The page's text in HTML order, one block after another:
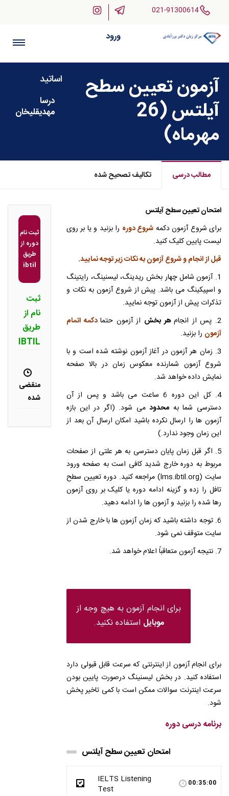
021-91300614
ورود
آزمون تعیین سطح
آیلتس (26
مهرماه)
اساتید
درسا
مهدیقلیخان
مطالب درسی تکالیف تصحیح شده
امتحان تعیین سطح آیلتس
برای شروع آزمون دکمه شروع دوره را بزنید و یا بر روی
لیست پایین کلیک کنید.
قبل از انجام و شروع آزمون به نکات زیر توجه نمایید.
1. آزمون شامل چهار بخش ریدینگ، لیسنینگ، رایتینگ
و اسپیکینگ می باشد. پیش از شروع آزمون به نکات و
تذکرات پیش از آزمون توجه نمایید.
2. پس از انجام
هر بخش از آزمون حتمادکمه اتمام
آزمون را بزنید.
3. زمان هر آزمون در آغاز آزمون نوشته شده است و با
شروع آزمون شمارنده معکوس زمان در بالا صفحه
نمایش داده خواهد شد.
4. کل این دوره 6 ساعت می باشد و پس از آن
دسترسی شما به محدودمی شود. (اگر در این بازه
آزمون ها را ارسال نکرده باشید امکان ارسال آن بعد از
این زمان وجود ندارد.)
5. اگر قبل زمان پایان دسترسی به هر علتی از صفحات
مربوط به دوره خارج شدید کافی است به صفحه ورود
سایت (lms.ibtil.org) مراجعه کنید. دوره تعیین سطح
تافل را زده و گزینه ادامه دوره یا کلیک بر روی آزمون
رها شده را بزنید و آزمون ها را ادامه دهید.
6. توجه داشته باشید که زمان آزمون ها با خارج شدن از
سایت متوقف نمی شود.
7. نتیجه آزمون متعاقباً اعلام خواهد شد.
برای انجام آزمون به هیچ وجه از
موبایل استفاده نکنید.
برای انجام آزمون از اینترنتی که سرعت قابل قبولی دارد
استفاده کنید. در بخش لیسنینگ درصورت پایین بودن
سرعت اینترنت سوالات ممکن است با کمی تاخیر پخش
شود.
برنامه درسی دوره
امتحان تعیین سطح آیلتس
IELTS Listening
Test
00:35:00
ثبت نام
دوره از
طریق
ibtil
ثبت
نام از
طریق
IBTIL
منقضی
شده